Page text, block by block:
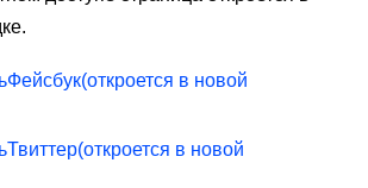
Фейсбук(откроется в новой
Твиттер(откроется в новой